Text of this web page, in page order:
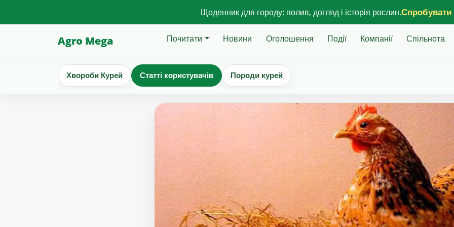
Щоденник для городу: полив, догляд і історія рослин.
Agro Mega Почитати Новини Оголошення Події Компанії Спільнота
Хвороби Курей Статті користувачів Породи курей